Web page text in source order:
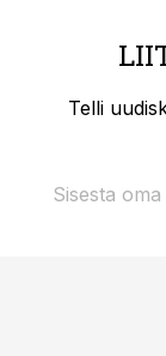
Telli